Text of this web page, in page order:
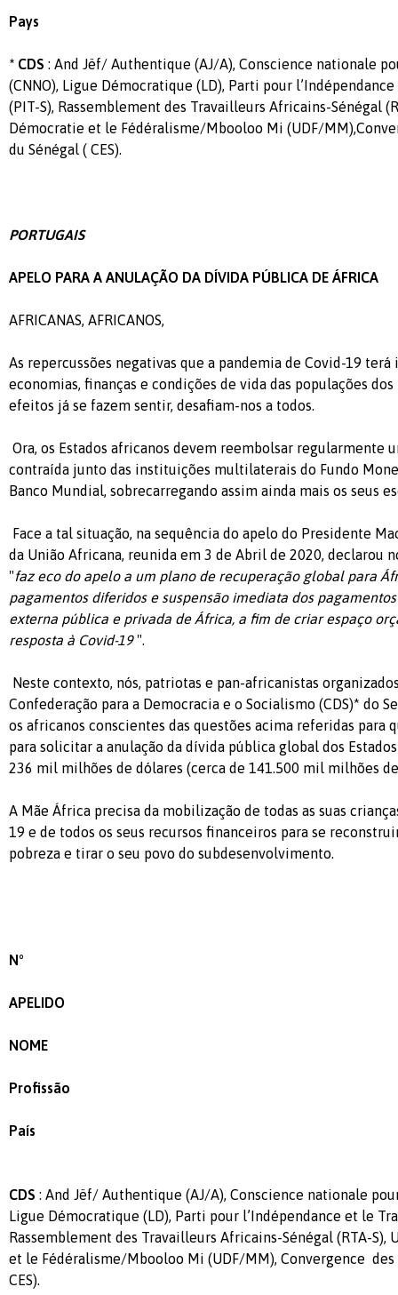
Pays
* CDS : And Jëf/ Authentique (AJ/A), Conscience nationale
(CNNO), Ligue Démocratique (LD), Parti pour
(PIT-S), Rassemblement des Travailleurs Africains-Sénégal
Démocratie et le Fédéralisme/Mbooloo Mi (UDF/MM),
du Sénégal ( CES).
PORTUGAIS
APELO PARA A ANULAÇÃO DA DÍVIDA PÚBLICA DE ÁFRICA
AFRICANAS, AFRICANOS,
As repercussões negativas que a pandemia de Covid-19
economias, finanças e condições de vida das populações
efeitos já se fazem sentir, desafiam-nos a todos.
Ora, os Estados africanos devem reembolsar regularmente
contraída junto das instituições multilaterais do Fundo
Banco Mundial, sobrecarregando assim ainda mais os seus
Face a tal situação, na sequência do apelo do Presidente
da União Africana, reunida em 3 de Abril de 2020, declarou
"faz eco do apelo a um plano de recuperação global para
pagamentos diferidos e suspensão imediata dos
externa pública e privada de África, a fim de criar espaço
resposta à Covid-19".
Neste contexto, nós, patriotas e pan-africanistas
Confederação para a Democracia e o Socialismo (CDS)* do
os africanos conscientes das questões acima referidas para
para solicitar a anulação da dívida pública global dos
236 mil milhões de dólares (cerca de 141.500 mil milhões
A Mãe África precisa da mobilização de todas as suas
19 e de todos os seus recursos financeiros para se
pobreza e tirar o seu povo do subdesenvolvimento.
N°
APELIDO
NOME
Profissão
País
CDS : And Jëf/ Authentique (AJ/A), Conscience nationale
Ligue Démocratique (LD), Parti pour l’Indépendance et le
Rassemblement des Travailleurs Africains-Sénégal (RTA-S),
et le Fédéralisme/Mbooloo Mi (UDF/MM), Convergence
CES).